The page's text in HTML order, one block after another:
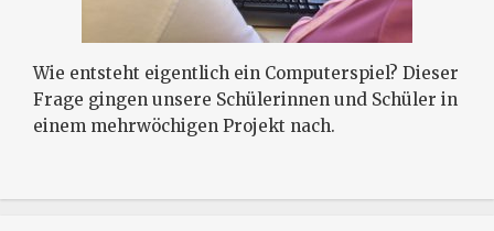
Wie entsteht eigentlich ein Computerspiel? Dieser
Frage gingen unsere Schülerinnen und Schüler in
einem mehrwöchigen Projekt nach.